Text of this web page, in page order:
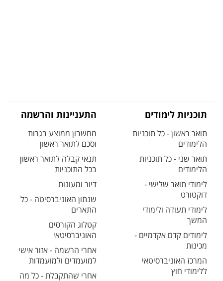
תוכניות לימודים
תואר ראשון - כל תוכניות
הלימודים
תואר שני - כל תוכניות
הלימודים
לימודי תואר שלישי -
דוקטורט
לימודי תעודה ולימודי
המשך
לימודים קדם אקדמיים -
מכינות
המרכז האוניברסיטאי
ללימודי חוץ
התעניינות והרשמה
מחשבון ממוצע בגרות
וסכם לתואר ראשון
תנאי קבלה לתואר ראשון
בכל התוכניות
דיור ומעונות
שנתון האוניברסיטה - כל
התארים
קטלוג הקורסים
האוניברסיטאי
אחרי הרשמה - אזור אישי
למועמדים ולמועמדות
אחרי שהתקבלת - כל מה